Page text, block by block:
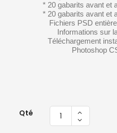
* 20 gabarits avant et
* 20 gabarits avant et
Fichiers PSD
Informations sur
Téléchargement
Photoshop
Qté